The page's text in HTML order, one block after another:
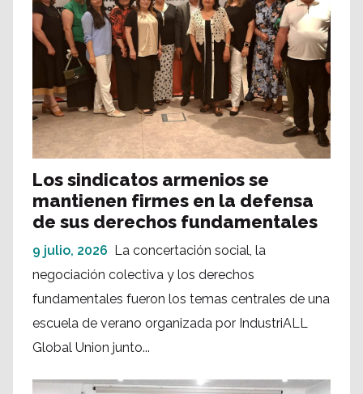
Los sindicatos armenios se
mantienen firmes en la defensa
de sus derechos fundamentales
9 julio, 2026
La concertación social, la
negociación colectiva y los derechos
fundamentales fueron los temas centrales de una
escuela de verano organizada por IndustriALL
Global Union junto...